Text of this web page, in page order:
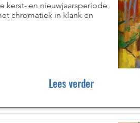
kerst- en nieuwjaarsperiode
chromatiek in klank en
Lees verder